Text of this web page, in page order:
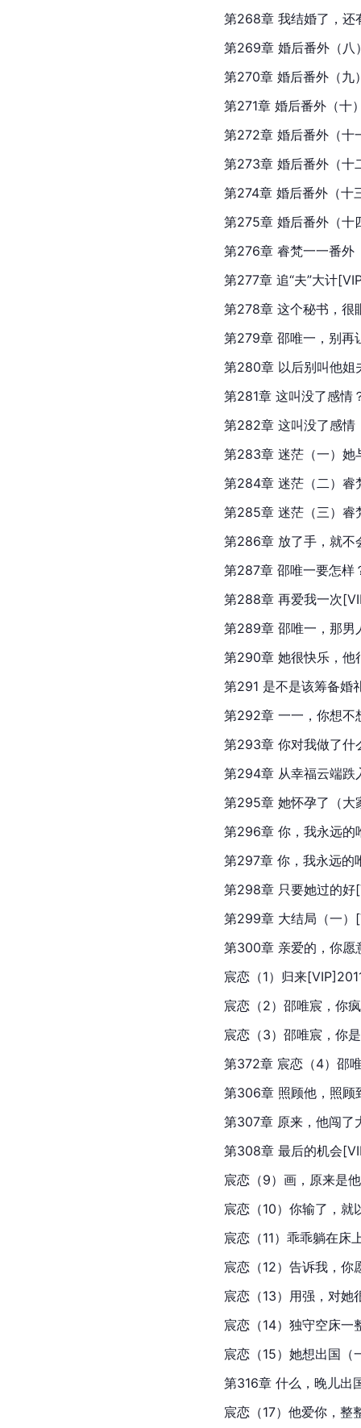
第268章 我结婚了，
第269章 婚后番外（八
第270章 婚后番外（九
第271章 婚后番外（十
第272章 婚后番外（十
第273章 婚后番外（十
第274章 婚后番外（十
第275章 婚后番外（十
第276章 睿梵一一番外
第277章 追“夫”大计
第278章 这个秘书，很
第279章 邵唯一，别再
第280章 以后别叫他姐
第281章 这叫没了感情
第282章 这叫没了感情
第283章 迷茫（一）她
第284章 迷茫（二）睿
第285章 迷茫（三）睿
第286章 放了手，就
第287章 邵唯一要怎样
第288章 再爱我一次
第289章 邵唯一，那男
第290章 她很快乐，
第291 是不是该筹备婚
第292章 一一，你想
第293章 你对我做了什
第294章 从幸福云端
第295章 她怀孕了（
第296章 你，我永远
第297章 你，我永远
第298章 只要她过的
第299章 大结局（一
第300章 亲爱的，你
宸恋（1）归来
宸恋（2）邵唯宸，你
宸恋（3）邵唯宸，你
第372章 宸恋（4）邵
第306章 照顾他，照
第307章 原来，他闯
第308章 最后的机会
宸恋（9）画，原来是
宸恋（10）你输了，
宸恋（11）乖乖躺在床
宸恋（12）告诉我，
宸恋（13）用强，对
宸恋（14）独守空床
宸恋（15）她想出国
第316章 什么，晚儿出
宸恋（17）他爱你，